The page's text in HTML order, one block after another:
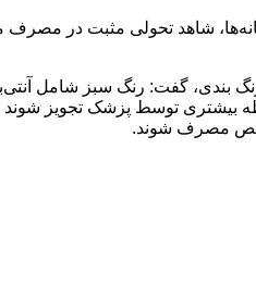
شاهد تحولی مثبت در مصرف
بندی، گفت: رنگ سبز شامل
بیشتری توسط پزشک تجویز
مصرف شوند.